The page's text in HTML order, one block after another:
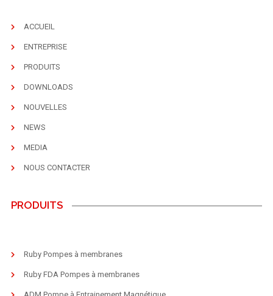
ACCUEIL
ENTREPRISE
PRODUITS
DOWNLOADS
NOUVELLES
NEWS
MEDIA
NOUS CONTACTER
PRODUITS
Ruby Pompes à membranes
Ruby FDA Pompes à membranes